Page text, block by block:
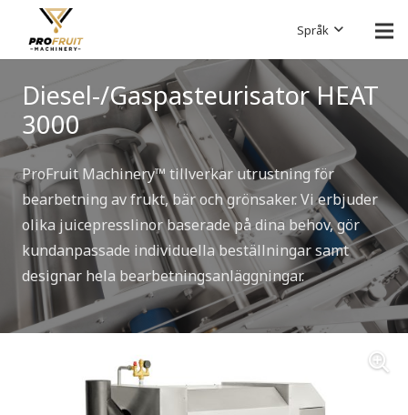
Språk
Diesel-/Gaspasteurisator HEAT
3000
ProFruit Machinery™ tillverkar utrustning för
bearbetning av frukt, bär och grönsaker. Vi erbjuder
olika juicepresslinor baserade på dina behov, gör
kundanpassade individuella beställningar samt
designar hela bearbetningsanläggningar.